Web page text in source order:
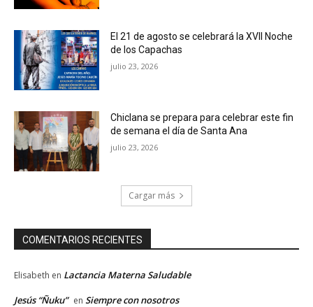
El 21 de agosto se celebrará la XVII Noche
de los Capachas
julio 23, 2026
Chiclana se prepara para celebrar este fin
de semana el día de Santa Ana
julio 23, 2026
Cargar más
COMENTARIOS RECIENTES
Elisabeth en Lactancia Materna Saludable
Jesús “Ñuku” en Siempre con nosotros